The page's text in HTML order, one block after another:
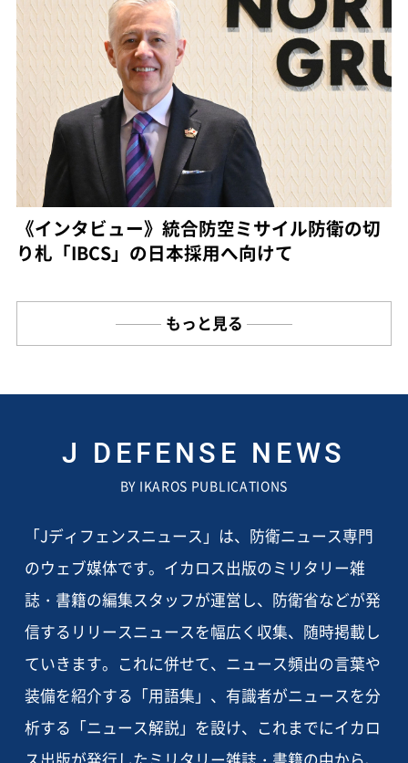
《インタビュー》統合防空ミサイル防衛の切
り札「IBCS」の日本採用へ向けて
もっと見る
J DEFENSE NEWS
BY IKAROS PUBLICATIONS
「Jディフェンスニュース」は、防衛ニュース専門
のウェブ媒体です。イカロス出版のミリタリー雑
誌・書籍の編集スタッフが運営し、防衛省などが発
信するリリースニュースを幅広く収集、随時掲載し
ていきます。これに併せて、ニュース頻出の言葉や
装備を紹介する「用語集」、有識者がニュースを分
析する「ニュース解説」を設け、これまでにイカロ